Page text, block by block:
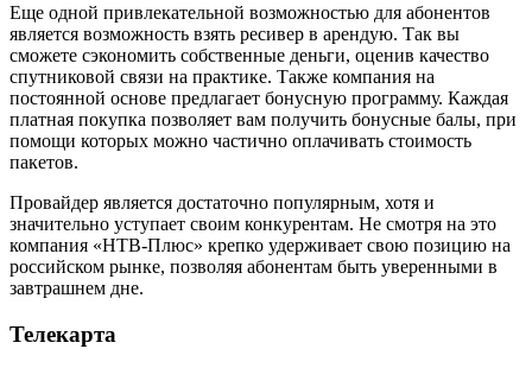
Еще одной привлекательной возможностью для абонентов
является возможность взять ресивер в арендую. Так вы
сможете сэкономить собственные деньги, оценив качество
спутниковой связи на практике. Также компания на
постоянной основе предлагает бонусную программу. Каждая
платная покупка позволяет вам получить бонусные балы, при
помощи которых можно частично оплачивать стоимость
пакетов.
Провайдер является достаточно популярным, хотя и
значительно уступает своим конкурентам. Не смотря на это
компания «НТВ-Плюс» крепко удерживает свою позицию на
российском рынке, позволяя абонентам быть уверенными в
завтрашнем дне.
Телекарта